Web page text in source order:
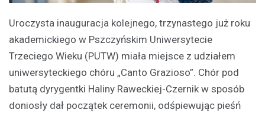
Uroczysta inauguracja kolejnego, trzynastego już roku
akademickiego w Pszczyńskim Uniwersytecie
Trzeciego Wieku (PUTW) miała miejsce z udziałem
uniwersyteckiego chóru „Canto Grazioso”. Chór pod
batutą dyrygentki Haliny Raweckiej-Czernik w sposób
doniosły dał początek ceremonii, odśpiewując pieśń